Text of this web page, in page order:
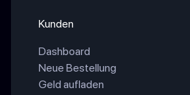
Kunden
Dashboard
Neue Bestellung
Geld aufladen